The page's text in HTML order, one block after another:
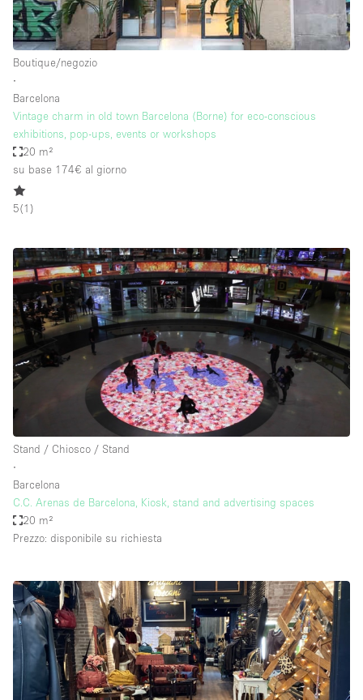
Boutique/negozio
∙
Barcelona
Vintage charm in old town Barcelona (Borne) for eco-conscious
exhibitions, pop-ups, events or workshops
20 m²
su base 174€ al giorno
5(1 )
Stand / Chiosco / Stand
∙
Barcelona
C.C. Arenas de Barcelona, Kiosk, stand and advertising spaces
20 m²
Prezzo: disponibile su richiesta